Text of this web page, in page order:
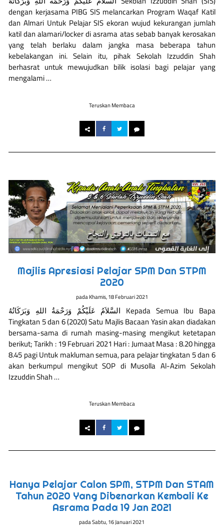
dengan kerjasama PIBG SIS melancarkan Program Waqaf Katil
dan Almari Untuk Pelajar SIS ekoran wujud kekurangan jumlah
katil dan alamari/locker di asrama atas sebab banyak kerosakan
yang telah berlaku dalam jangka masa beberapa tahun
kebelakangan ini. Selain itu, pihak Sekolah Izzuddin Shah
berhasrat untuk mewujudkan bilik isolasi bagi pelajar yang
mengalami …
Teruskan Membaca
Majlis Apresiasi Pelajar SPM Dan STPM
2020
padaKhamis, 18 Februari 2021
السَّلاَمُ عَلَيْكُمْ وَرَحْمَةُ اللهِ وَبَرَكَاتُهُ Kepada Semua Ibu Bapa
Tingkatan 5 dan 6 (2020) Satu Majlis Bacaan Yasin akan diadakan
bersama-sama di rumah masing-masing mengikut ketetapan
berikut; Tarikh : 19 Februari 2021 Hari : Jumaat Masa : 8.20 hingga
8.45 pagi Untuk makluman semua, para pelajar tingkatan 5 dan 6
akan berkumpul mengikut SOP di Musolla Al-Azim Sekolah
Izzuddin Shah …
Teruskan Membaca
Hanya Pelajar Calon SPM, STPM Dan STAM
Tahun 2020 Yang Dibenarkan Kembali Ke
Asrama Pada 19 Jan 2021
padaSabtu, 16 Januari 2021